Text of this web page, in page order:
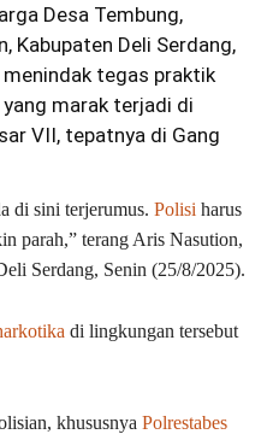
Desa Tembung,
Kabupaten Deli Serdang,
tegas praktik
marak terjadi di
VII, tepatnya di Gang
di sini terjerumus. Polisi harus
parah,” terang Aris Nasution,
Serdang, Senin (25/8/2025).
di lingkungan tersebut
khususnya Polrestabes